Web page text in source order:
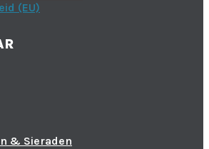
(EU)
& Sieraden